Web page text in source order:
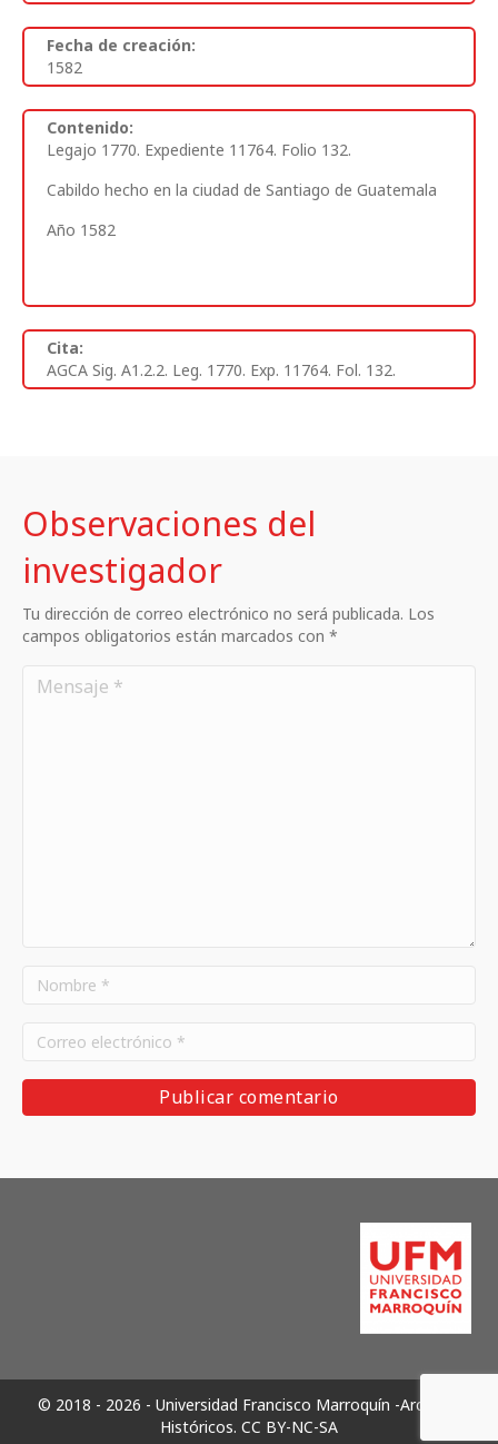
Fecha de creación:
1582
Contenido:
Legajo 1770. Expediente 11764. Folio 132.
Cabildo hecho en la ciudad de Santiago de Guatemala
Año 1582
Cita:
AGCA Sig. A1.2.2. Leg. 1770. Exp. 11764. Fol. 132.
Observaciones del
investigador
Tu dirección de correo electrónico no será publicada. Los
campos obligatorios están marcados con *
© 2018 - 2026 - Universidad Francisco Marroquín -Archivos
Históricos. CC BY-NC-SA